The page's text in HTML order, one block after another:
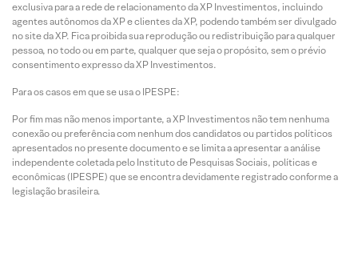
exclusiva para a rede de relacionamento da XP Investimentos, incluindo
agentes autônomos da XP e clientes da XP, podendo também ser divulgado
no site da XP. Fica proibida sua reprodução ou redistribuição para qualquer
pessoa, no todo ou em parte, qualquer que seja o propósito, sem o prévio
consentimento expresso da XP Investimentos.
Para os casos em que se usa o IPESPE:
Por fim mas não menos importante, a XP Investimentos não tem nenhuma
conexão ou preferência com nenhum dos candidatos ou partidos políticos
apresentados no presente documento e se limita a apresentar a análise
independente coletada pelo Instituto de Pesquisas Sociais, políticas e
econômicas (IPESPE) que se encontra devidamente registrado conforme a
legislação brasileira.